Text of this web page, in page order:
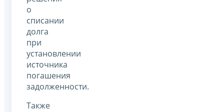
о
списании
долга
при
установлении
источника
погашения
задолженности.
Также